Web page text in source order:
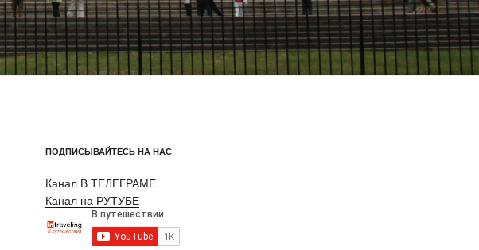
ПОДПИСЫВАЙТЕСЬ НА НАС
Канал В ТЕЛЕГРАМЕ
Канал на РУТУБЕ